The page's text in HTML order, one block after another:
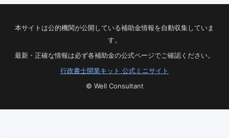
本サイトは公的機関が公開している補助金情報を自動収集していま
す。
最新・正確な情報は必ず各補助金の公式ページでご確認ください。
行政書士開業キット 公式ミニサイト
© Well Consultant